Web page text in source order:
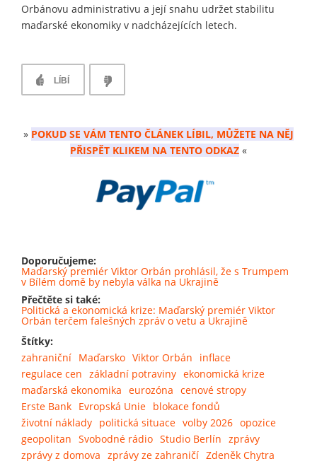
Orbánovu administrativu a její snahu udržet stabilitu
maďarské ekonomiky v nadcházejících letech.
LÍBÍ
» POKUD SE VÁM TENTO ČLÁNEK LÍBIL, MŮŽETE NA NĚJ
PŘISPĚT KLIKEM NA TENTO ODKAZ «
Doporučujeme:
Maďarský premiér Viktor Orbán prohlásil, že s Trumpem
v Bílém domě by nebyla válka na Ukrajině
Přečtěte si také:
Politická a ekonomická krize: Maďarský premiér Viktor
Orbán terčem falešných zpráv o vetu a Ukrajině
Štítky:
zahraniční Maďarsko Viktor Orbán
inflace
regulace cen základní potraviny ekonomická krize
maďarská ekonomika eurozóna cenové stropy
Erste Bank Evropská Unie blokace fondů
životní náklady politická situace volby 2026 opozice
geopolitan Svobodné rádio Studio Berlín zprávy
zprávy z domova zprávy ze zahraničí Zdeněk Chytra